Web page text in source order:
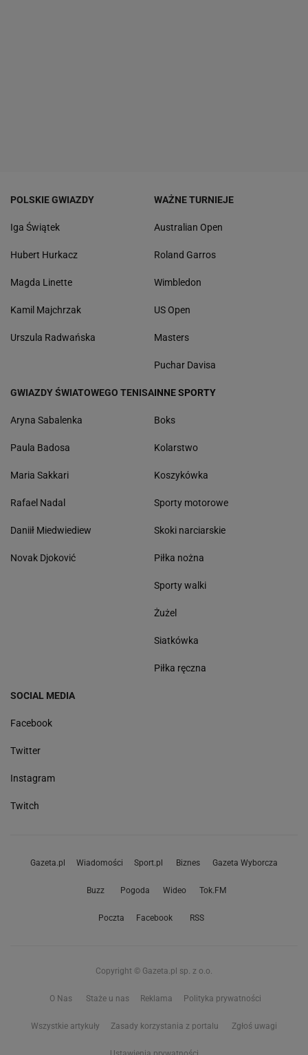
POLSKIE GWIAZDY
Iga Świątek
Hubert Hurkacz
Magda Linette
Kamil Majchrzak
Urszula Radwańska
WAŻNE TURNIEJE
Australian Open
Roland Garros
Wimbledon
US Open
Masters
Puchar Davisa
GWIAZDY ŚWIATOWEGO TENISA
Aryna Sabalenka
Paula Badosa
Maria Sakkari
Rafael Nadal
Daniił Miedwiediew
Novak Djoković
INNE SPORTY
Boks
Kolarstwo
Koszykówka
Sporty motorowe
Skoki narciarskie
Piłka nożna
Sporty walki
Żużel
Siatkówka
Piłka ręczna
SOCIAL MEDIA
Facebook
Twitter
Instagram
Twitch
Gazeta.pl Wiadomości Sport.pl Biznes Gazeta Wyborcza
Buzz Pogoda Wideo Tok.FM
Poczta Facebook RSS
Copyright © Gazeta.pl sp. z o.o.
O Nas Staże u nas Reklama Polityka prywatności
Wszystkie artykuły Zasady korzystania z portalu Zgłoś uwagi